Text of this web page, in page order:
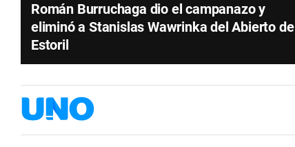
Román Burruchaga dio el campanazo y
eliminó a Stanislas Wawrinka del Abierto de
Estoril